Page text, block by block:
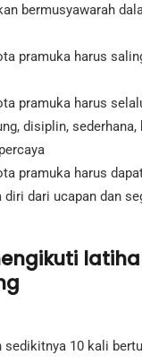
bermusyawarah
pramuka harus
pramuka harus
disiplin,
pramuka harus
diri dari ucapan dan
10 kali